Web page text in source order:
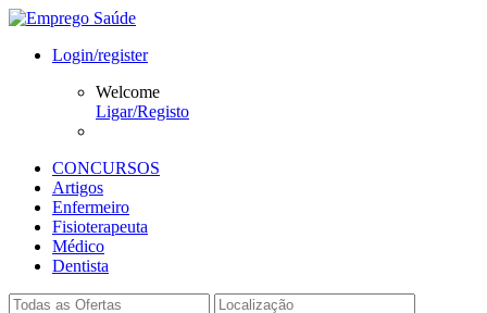
Login/register
Welcome
Ligar/Registo
CONCURSOS
Artigos
Enfermeiro
Fisioterapeuta
Médico
Dentista